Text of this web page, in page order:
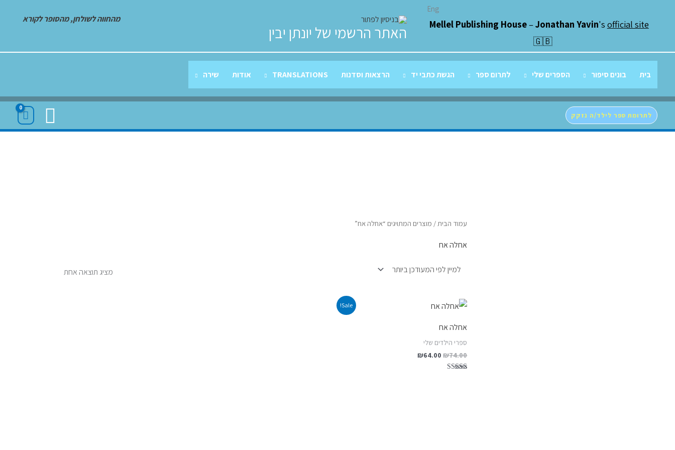
Eng
Mellel Publishing House–Jonathan Yavin's official site
🇬🇧
האתר הרשמי של יונתן יבין
מהחווה לשולחן, מהסופר לקורא
בית בונים סיפור הספרים שלי לתרום ספר הגשת כתבי יד הרצאות וסדנות TRANSLATIONS אודות שירה
לתרומת ספר לילד/ה נזקק חיפוש
עמוד הבית/ מוצרים המתויגים “אחלה אח”
אחלה אח
מציג תוצאה אחת
Sale!
אחלה אח
ספרי הילדים שלי
₪74.00
המחיר
המקורי
₪74.00.
₪64.00